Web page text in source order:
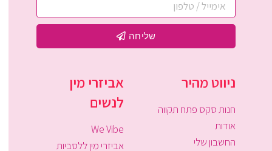
שליחה
ניווט מהיר
חנות סקס פתח תקווה
אודות
החשבון שלי
אביזרי מין
לנשים
We Vibe
אביזרי מין ללסביות